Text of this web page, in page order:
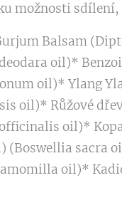
možnosti sdílení,
Balsam
oil)*
oil)* Ylang
oil)* Růžové
oil)*
(Boswellia sacra
oil)*